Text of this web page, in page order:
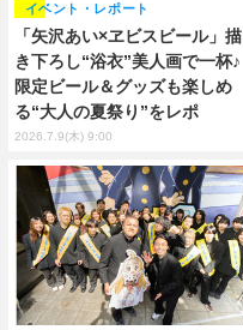
「矢沢あい×ヱビスビール」描
き下ろし“浴衣”美人画で一杯♪
限定ビール＆グッズも楽しめ
る“大人の夏祭り”をレポ
イベント・レポート
2026.7.9(木) 9:00